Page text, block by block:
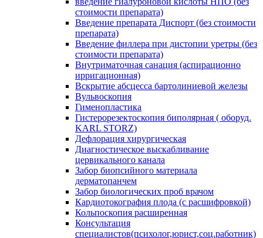
стоимости препарата)
Введение препарата Диспорт (без стоимости
препарата)
Введение филлера при дистопии уретры (без
стоимости препарата)
Внутриматочная санация (аспирационно
ирригационная)
Вскрытие абсцесса бартолиниевой железы
Вульвоскопия
Гименопластика
Гистерорезектоскопия биполярная ( оборуд.
KARL STORZ)
Дефлорация хирургическая
Диагностическое выскабливание
цервикального канала
Забор биопсийного материала
дерматопанчем
Забор биологических проб врачом
Кардиотокография плода (с расшифровкой)
Кольпоскопия расширенная
Консультация
специалистов(психолог,юрист,соц.работник)